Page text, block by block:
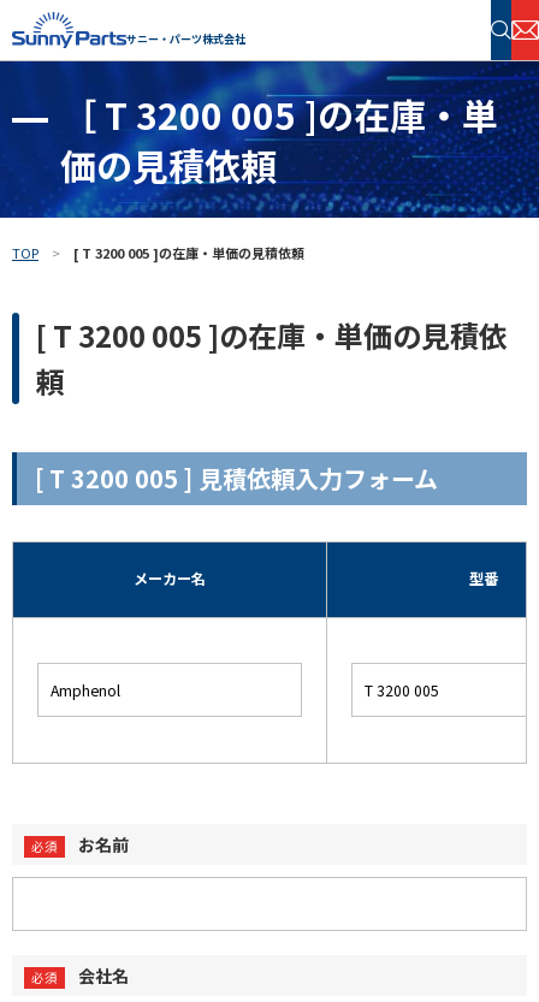
サニー・パーツ株式会社
半導体・電子部品 在庫検索
フリーワードで探す
［ T 3200 005 ]の在庫・単
価の見積依頼
TOP [ T 3200 005 ]の在庫・単価の見積依頼
[ T 3200 005 ]の在庫・単価の見積依
頼
[ T 3200 005 ] 見積依頼入力フォーム
メーカー名 型番
お名前
会社名